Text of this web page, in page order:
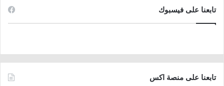
تابعنا على فيسبوك
تابعنا على منصة اكس